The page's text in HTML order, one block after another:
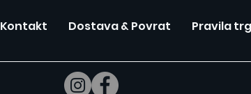
Kontakt Dostava & Povrat Pravila